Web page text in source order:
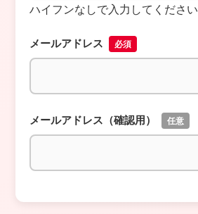
ハイフンなしで入力してください
メールアドレス 必須
メールアドレス（確認用） 任意